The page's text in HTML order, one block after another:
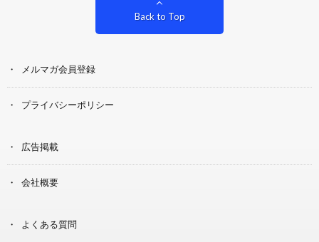
Back to Top
メルマガ会員登録
プライバシーポリシー
広告掲載
会社概要
よくある質問